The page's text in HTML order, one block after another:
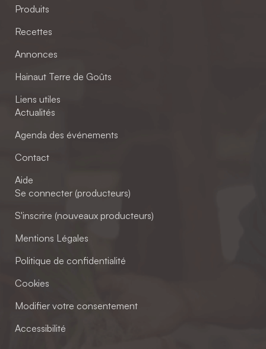
Produits
Recettes
Annonces
Hainaut Terre de Goûts
Liens utiles
Actualités
Agenda des événements
Contact
Aide
Se connecter (producteurs)
S'inscrire (nouveaux producteurs)
Mentions Légales
Politique de confidentialité
Cookies
Modifier votre consentement
Accessibilité